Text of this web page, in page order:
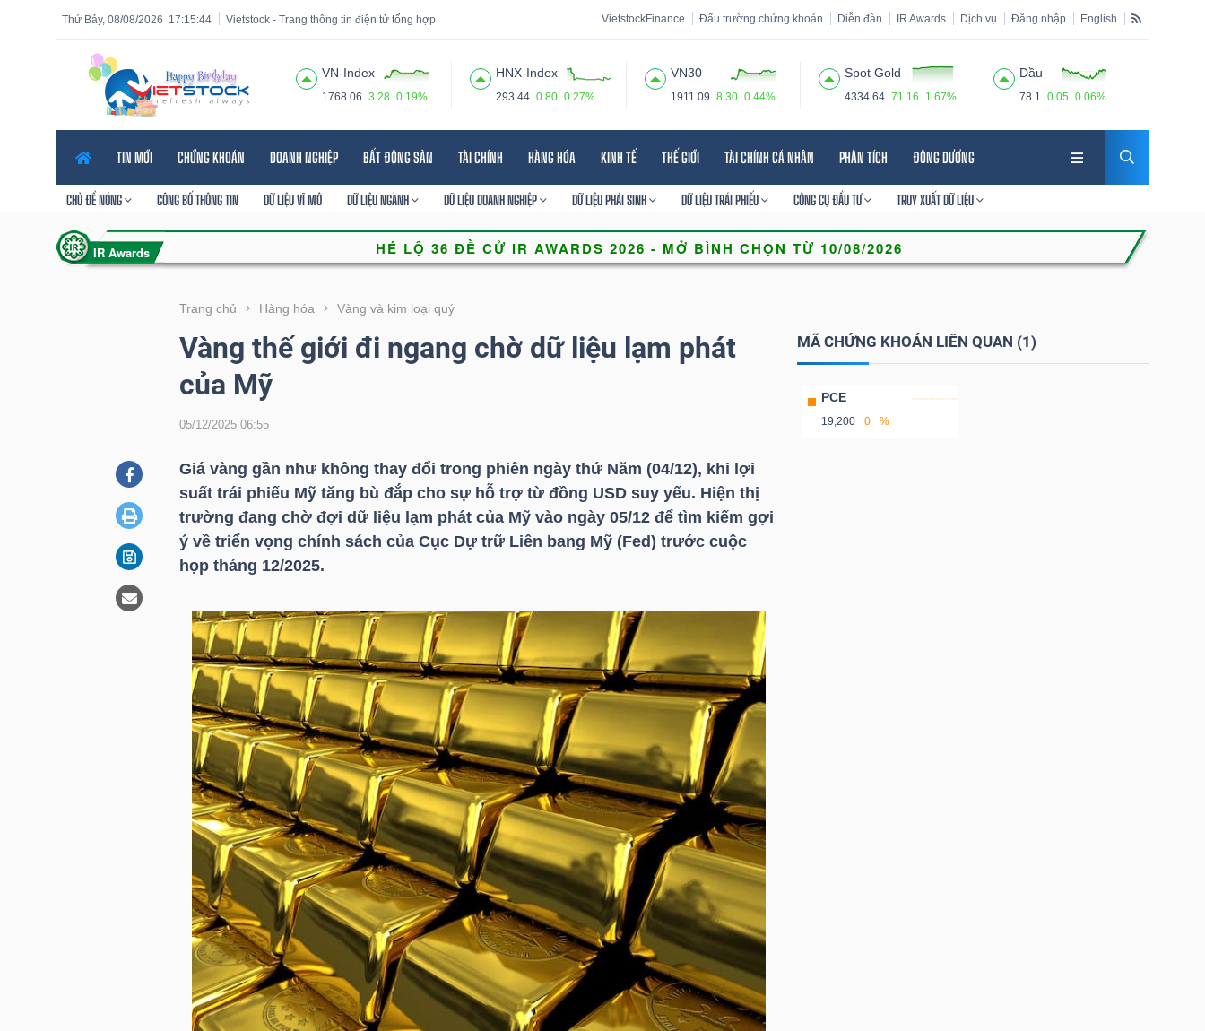
17:15:45
Thứ Bảy, 08/08/2026 Vietstock - Trang thông tin điện tử tổng hợp VietstockFinance Đấu trường chứng khoán Diễn đàn IR Awards Dịch vụ Đăng nhập English
VN-Index
1768.06 3.28 0.19%
HNX-Index
293.44 0.80 0.27%
VN30
1911.09 8.30 0.44%
Spot Gold
4334.64 71.16 1.67%
Dầu
78.1 0.05 0.06%
TIN MỚI CHỨNG KHOÁN DOANH NGHIỆP BẤT ĐỘNG SẢN TÀI CHÍNH HÀNG HÓA KINH TẾ THẾ GIỚI TÀI CHÍNH CÁ NHÂN PHÂN TÍCH ĐÔNG DƯƠNG
CHỦ ĐỀ NÓNG CÔNG BỐ THÔNG TIN DỮ LIỆU VĨ MÔ DỮ LIỆU NGÀNH DỮ LIỆU DOANH NGHIỆP DỮ LIỆU PHÁI SINH DỮ LIỆU TRÁI PHIẾU CÔNG CỤ ĐẦU TƯ TRUY XUẤT DỮ LIỆU
Trang chủ Hàng hóa Vàng và kim loại quý
Vàng thế giới đi ngang chờ dữ liệu lạm phát
của Mỹ
05/12/2025 06:55
Giá vàng gần như không thay đổi trong phiên ngày thứ Năm (04/12), khi lợi
suất trái phiếu Mỹ tăng bù đắp cho sự hỗ trợ từ đồng USDsuy yếu. Hiện thị
trường đang chờ đợi dữ liệu lạm phát của Mỹ vào ngày 05/12 để tìm kiếm gợi
ý về triển vọng chính sách của Cục Dự trữ Liên bang Mỹ (Fed) trước cuộc
họp tháng 12/2025.
MÃ CHỨNG KHOÁN LIÊN QUAN (1)
PCE
19,200 0 %
Tính năng
năng
VIETSTOCK